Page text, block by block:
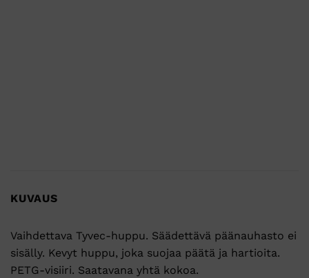
KUVAUS
Vaihdettava Tyvec-huppu. Säädettävä päänauhasto ei
sisälly. Kevyt huppu, joka suojaa päätä ja hartioita.
PETG-visiiri. Saatavana yhtä kokoa.